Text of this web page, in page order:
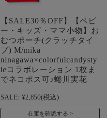
【SALE30％OFF】【ベビ
ー・キッズ・ママ小物】お
むつポーチ(クラッチタイ
プ) M/mika
ninagawa×colorfulcandysty
leコラボレーション 1枚ま
でネコポス可♪蜷川実花
SALE: ¥2,850(税込)
在庫を確認する